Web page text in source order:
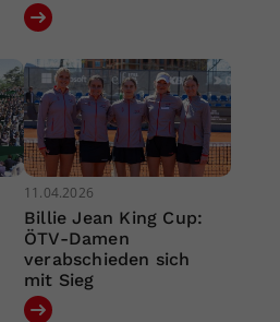
11.04.2026
Billie Jean King Cup:
ÖTV-Damen
verabschieden sich
mit Sieg